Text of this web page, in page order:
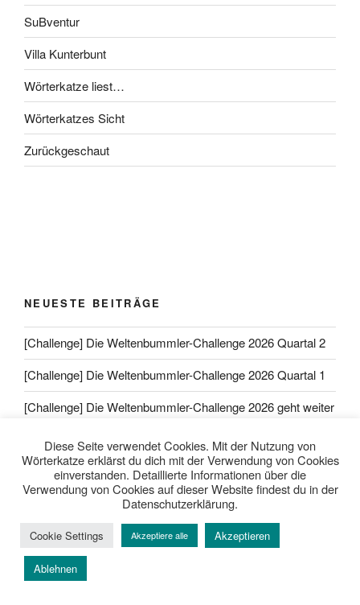
SuBventur
Villa Kunterbunt
Wörterkatze liest…
Wörterkatzes Sicht
Zurückgeschaut
NEUESTE BEITRÄGE
[Challenge] Die Weltenbummler-Challenge 2026 Quartal 2
[Challenge] Die Weltenbummler-Challenge 2026 Quartal 1
[Challenge] Die Weltenbummler-Challenge 2026 geht weiter
[Challenge] Eure Weltenbummler-Länder im September
2025
[Challenge] Eure Weltenbummler-Länder im August 2025
[Challenge] Eure Weltenbummler-Länder im Juli 2025
Diese Seite verwendet Cookies. Mit der Nutzung von
Wörterkatze erklärst du dich mit der Verwendung von Cookies
einverstanden. Detaillierte Informationen über die
Verwendung von Cookies auf dieser Website findest du in der
Datenschutzerklärung.
Cookie Settings Akzeptiere alle Akzeptieren
Ablehnen